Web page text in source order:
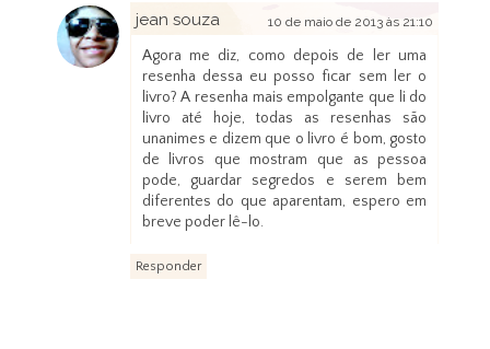
jean souza 10 de maio de 2013 às 21:10
Agora me diz, como depois de ler uma
resenha dessa eu posso ficar sem ler o
livro? A resenha mais empolgante que li do
livro até hoje, todas as resenhas são
unanimes e dizem que o livro é bom, gosto
de livros que mostram que as pessoa
pode, guardar segredos e serem bem
diferentes do que aparentam, espero em
breve poder lê-lo.
Responder